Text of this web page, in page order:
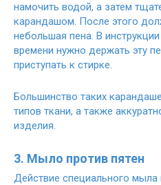
намочить водой, а затем
карандашом. После этого
небольшая пена. В
времени нужно держать эту
приступать к стирке.
Большинство таких
типов ткани, а также
изделия.
3. Мыло против пятен
Действие специального мыла